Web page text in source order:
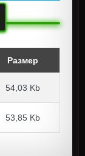
Размер
54,03 Kb
53,85 Kb